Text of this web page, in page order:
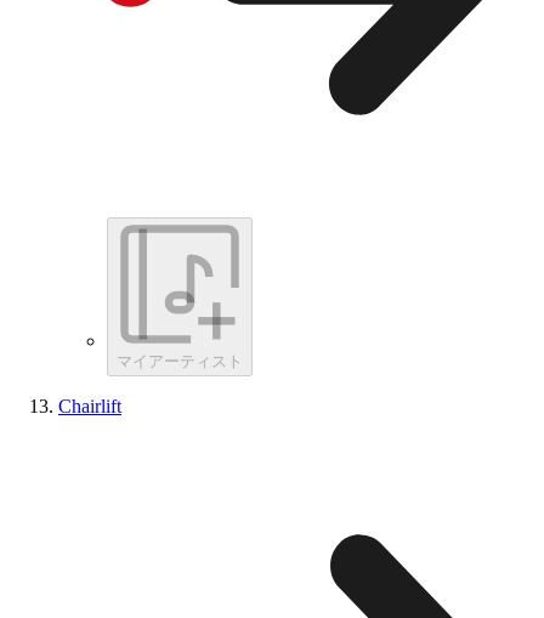
マイアーティスト
Chairlift